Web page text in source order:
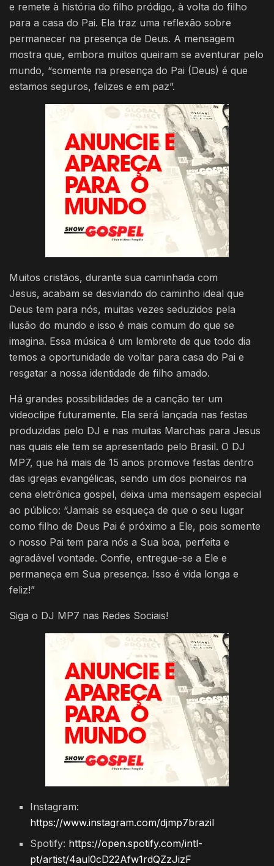
e remete à história do filho pródigo, à volta do filho
para a casa do Pai. Ela traz uma reflexão sobre
permanecer na presença de Deus. A mensagem
mostra que, embora muitos queiram se aventurar pelo
mundo, “somente na presença do Pai (Deus) é que
estamos seguros, felizes e em paz”.
Muitos cristãos, durante sua caminhada com
Jesus, acabam se desviando do caminho ideal que
Deus tem para nós, muitas vezes seduzidos pela
ilusão do mundo e isso é mais comum do que se
imagina. Essa música é um lembrete de que todo dia
temos a oportunidade de voltar para casa do Pai e
resgatar a nossa identidade de filho amado.
Há grandes possibilidades de a canção ter um
videoclipe futuramente. Ela será lançada nas festas
produzidas pelo DJ e nas muitas Marchas para Jesus
nas quais ele tem se apresentado pelo Brasil. O DJ
MP7, que há mais de 15 anos promove festas dentro
das igrejas evangélicas, sendo um dos pioneiros na
cena eletrônica gospel, deixa uma mensagem especial
ao público: “Jamais se esqueça de que o seu lugar
como filho de Deus Pai é próximo a Ele, pois somente
o nosso Pai tem para nós a Sua boa, perfeita e
agradável vontade. Confie, entregue-se a Ele e
permaneça em Sua presença. Isso é vida longa e
feliz!”
Siga o DJ MP7 nas Redes Sociais!
Instagram:
https://www.instagram.com/djmp7brazil
Spotify: https://open.spotify.com/intl-
pt/artist/4aul0cD22Afw1rdQZzJizF